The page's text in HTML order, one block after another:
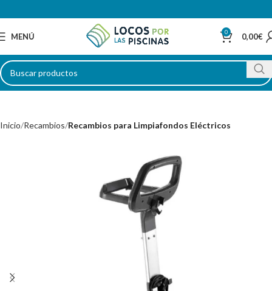
MENÚ 0 0,00€
Inicio Recambios Recambios para Limpiafondos Eléctricos